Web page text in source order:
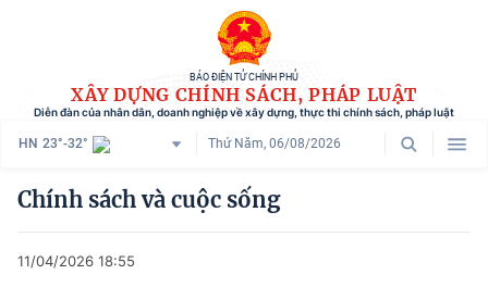
BÁO ĐIỆN TỬ CHÍNH PHỦ
XÂY DỰNG CHÍNH SÁCH, PHÁP LUẬT
Diễn đàn của nhân dân, doanh nghiệp về xây dựng, thực thi chính sách, pháp luật
HN 23°-32° Thứ Năm, 06/08/2026
Danh mục
Chính sách và cuộc sống
11/04/2026 18:55